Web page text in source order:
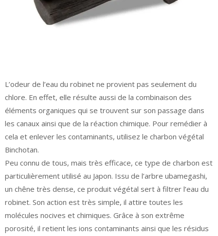
L’odeur de l’eau du robinet ne provient pas seulement du
chlore. En effet, elle résulte aussi de la combinaison des
éléments organiques qui se trouvent sur son passage dans
les canaux ainsi que de la réaction chimique. Pour remédier à
cela et enlever les contaminants, utilisez le charbon végétal
Binchotan.
Peu connu de tous, mais très efficace, ce type de charbon est
particulièrement utilisé au Japon. Issu de l’arbre ubamegashi,
un chêne très dense, ce produit végétal sert à filtrer l’eau du
robinet. Son action est très simple, il attire toutes les
molécules nocives et chimiques. Grâce à son extrême
porosité, il retient les ions contaminants ainsi que les résidus